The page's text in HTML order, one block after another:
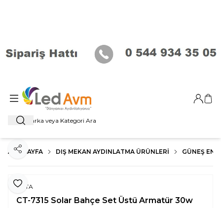
Ara
Giriş
ANA SAYFA DIŞ MEKAN AYDINLATMA ÜRÜNLERI GÜNEŞ
Favoriye Ekle
Paylaş
CATA
CT-7315 Solar Bahçe Set Üstü Armatür 30w